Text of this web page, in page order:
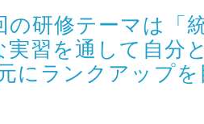
の研修テーマは「
実習を通して自分
にランクアップを